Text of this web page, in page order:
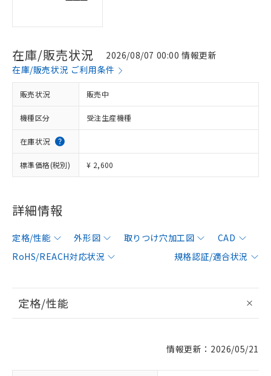
在庫/販売状況
2026/08/07 00:00 情報更新
在庫/販売状況 ご利用条件
販売状況 販売中
機種区分 受注生産機種
在庫状況
標準価格(税別) ¥ 2,600
詳細情報
定格/性能 外形図 取りつけ穴加工図
CAD
RoHS/REACH対応状況
規格認証/適合状況
定格/性能
情報更新：2026/05/21